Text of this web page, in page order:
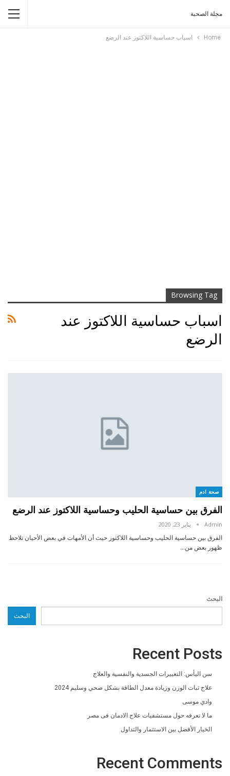
مجلة الصحبة
Home اسباب حساسية اللاكتوز عند الرضع
Browsing Tag
اسباب حساسية اللاكتوز عند
الرضع
صحة ادم
الفرق بين حساسية الحليب وحساسية اللاكتوز عند الرضع
Admin يناير 23, 2020
الفرق بين حساسية الحليب وحساسية اللاكتوز حيث أن الأمهات في بعض الأحيان تلاحظ
ظهور بعض من…
البحث
البحث
Recent Posts
سن اليأس: التغييرات الجسدية والنفسية والعلاج
علاج ثبات الوزن وزيادة معدل الطاقة بشكل صحي وسليم 2024
وادي موسى
ما لا تعرفه حول مستشفيات علاج الادمان فى مصر
الخيار الأفضل بين الاستثمار والتداول
Recent Comments